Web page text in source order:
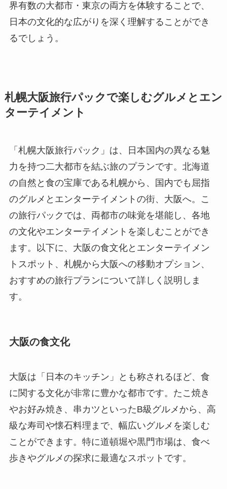
界有数の大都市・東京の両方を体験することで、
日本の文化的な広がりを深く理解することができ
るでしょう。
札幌大阪旅行パックで楽しむグルメとエン
ターテイメント
「札幌大阪旅行パック」は、日本国内の異なる魅
力を持つ二大都市を結ぶ旅のプランです。北海道
の自然と食の宝庫である札幌から、国内でも屈指
のグルメとエンターテイメントの街、大阪へ。こ
の旅行パックでは、両都市の味覚を堪能し、各地
の文化やエンターテイメントを楽しむことができ
ます。以下に、大阪の食文化とエンターテイメン
トスポット、札幌から大阪への移動オプション、
おすすめの旅行プランについて詳しく説明しま
す。
大阪の食文化
大阪は「日本のキッチン」とも称されるほど、食
に関する文化が非常に豊かな都市です。たこ焼き
やお好み焼き、串カツといったB級グルメから、高
級な寿司や懐石料理まで、幅広いグルメを楽しむ
ことができます。特に道頓堀や黒門市場は、食べ
歩きやグルメの探求に最適なスポットです。